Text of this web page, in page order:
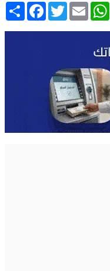
انشر Facebook
TwitterEmail